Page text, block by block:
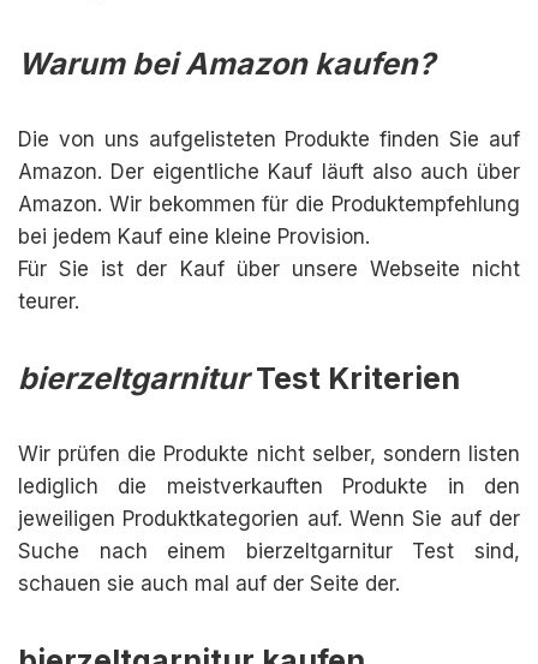
Warum bei Amazon kaufen?
Die von uns aufgelisteten Produkte finden Sie auf
Amazon. Der eigentliche Kauf läuft also auch über
Amazon. Wir bekommen für die Produktempfehlung
bei jedem Kauf eine kleine Provision.
Für Sie ist der Kauf über unsere Webseite nicht
teurer.
bierzeltgarniturTest Kriterien
Wir prüfen die Produkte nicht selber, sondern listen
lediglich die meistverkauften Produkte in den
jeweiligen Produktkategorien auf. Wenn Sie auf der
Suche nach einem bierzeltgarnitur Test sind,
schauen sie auch mal auf der Seite der.